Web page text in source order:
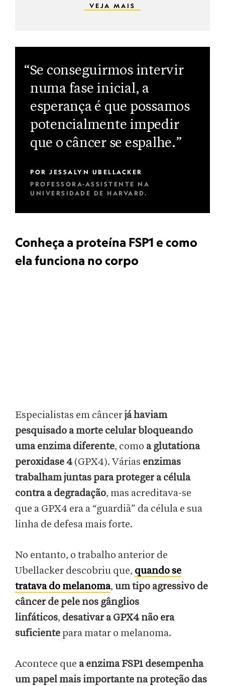
VEJA MAIS
“Se conseguirmos intervir
numa fase inicial, a
esperança é que possamos
potencialmente impedir
que o câncer se espalhe.”
POR JESSALYN UBELLACKER
PROFESSORA-ASSISTENTE NA
UNIVERSIDADE DE HARVARD.
Conheça a proteína FSP1 e como
ela funciona no corpo
Especialistas em câncerjá haviam
pesquisado a morte celular bloqueando
uma enzima diferente, como a glutationa
peroxidase 4 (GPX4). Várias enzimas
trabalham juntas para proteger a célula
contra a degradação, mas acreditava-se
que a GPX4 era a “guardiã” da célula e sua
linha de defesa mais forte.
No entanto, o trabalho anterior de
Ubellacker descobriu que, quando se
tratava do melanoma, um tipo agressivo de
câncer de pele nos gânglios
linfáticos, desativar a GPX4 não era
suficiente para matar o melanoma.
Acontece que a enzima FSP1 desempenha
um papel mais importante na proteção das